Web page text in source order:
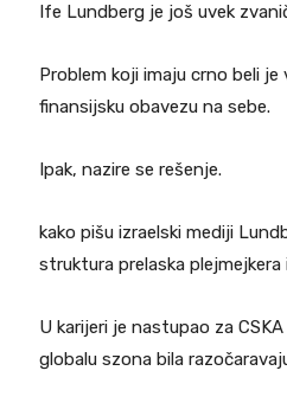
Ife Lundberg je još uvek
Problem koji imaju crno beli
finansijsku obavezu na sebe.
Ipak, nazire se rešenje.
kako pišu izraelski mediji
struktura prelaska plejmejkera
U karijeri je nastupao za
globalu szona bila